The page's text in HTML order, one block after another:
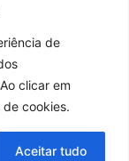
de
clicar em
cookies.
Aceitar tudo